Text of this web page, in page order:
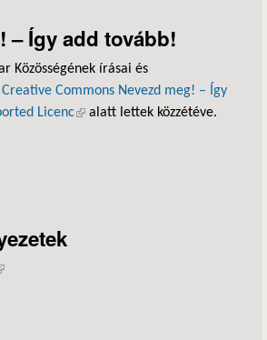
– Így add tovább!
Közösségének írásai és
Creative Commons Nevezd meg! – Így
Licenc(külső hivatkozás)
alatt lettek közzétéve.
hivatkozás)
hivatkozás)